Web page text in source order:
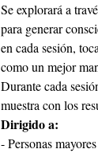
Se explorará a
para generar
en cada sesión,
como un mejor
Durante cada
muestra con los
Dirigido a:
- Personas